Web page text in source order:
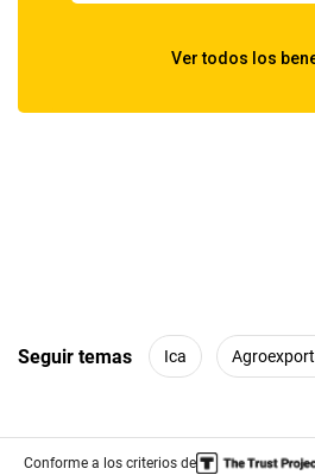
Seguir temas Ica
Conforme a los criterios de